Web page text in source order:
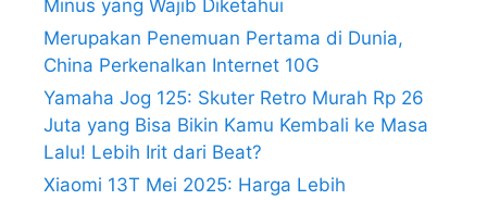
Minus yang Wajib Diketahui
Merupakan Penemuan Pertama di Dunia,
China Perkenalkan Internet 10G
Yamaha Jog 125: Skuter Retro Murah Rp 26
Juta yang Bisa Bikin Kamu Kembali ke Masa
Lalu! Lebih Irit dari Beat?
Xiaomi 13T Mei 2025: Harga Lebih